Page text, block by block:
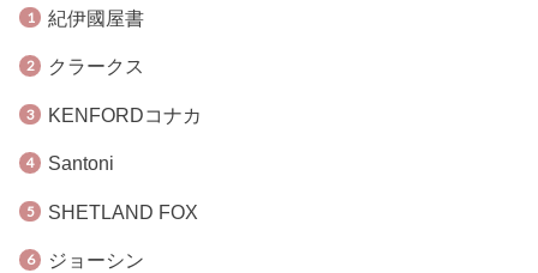
紀伊國屋書
クラークス
KENFORDコナカ
Santoni
SHETLAND FOX
ジョーシン